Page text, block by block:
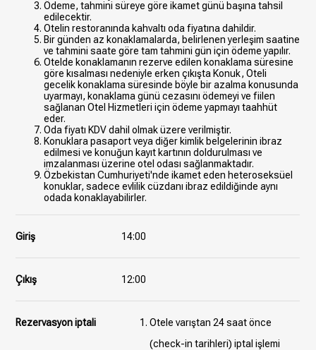
Ödeme, tahmini süreye göre ikamet günü başına tahsil
edilecektir.
Otelin restoranında kahvaltı oda fiyatına dahildir.
Bir günden az konaklamalarda, belirlenen yerleşim saatine
ve tahmini saate göre tam tahmini gün için ödeme yapılır.
Otelde konaklamanın rezerve edilen konaklama süresine
göre kısalması nedeniyle erken çıkışta Konuk, Oteli
gecelik konaklama süresinde böyle bir azalma konusunda
uyarmayı, konaklama günü cezasını ödemeyi ve fiilen
sağlanan Otel Hizmetleri için ödeme yapmayı taahhüt
eder.
Oda fiyatı KDV dahil olmak üzere verilmiştir.
Konuklara pasaport veya diğer kimlik belgelerinin ibraz
edilmesi ve konuğun kayıt kartının doldurulması ve
imzalanması üzerine otel odası sağlanmaktadır.
Özbekistan Cumhuriyeti'nde ikamet eden heteroseksüel
konuklar, sadece evlilik cüzdanı ibraz edildiğinde aynı
odada konaklayabilirler.
Giriş 14:00
Çıkış 12:00
Rezervasyon iptali
Otele varıştan 24 saat önce
(check-in tarihleri) iptal işlemi